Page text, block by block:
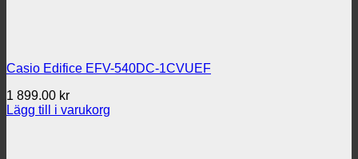
Casio Edifice EFV-540DC-1CVUEF
1 899.00 kr
Lägg till i varukorg